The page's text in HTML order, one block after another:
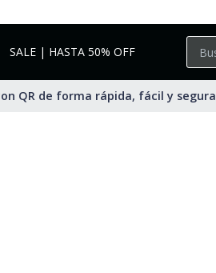
SALE | HASTA 50% OFF
QR de forma rápida, fácil y segura